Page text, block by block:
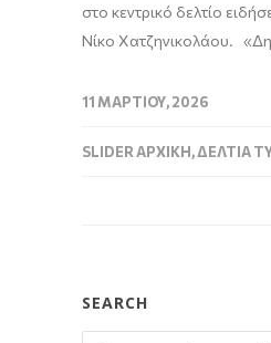
στο κεντρικό δελτίο
Νίκο Χατζηνικολάου.
11 ΜΑΡΤΊΟΥ, 2026
SLIDER ΑΡΧΙΚΉ,ΔΕΛΤΊΑ
SEARCH